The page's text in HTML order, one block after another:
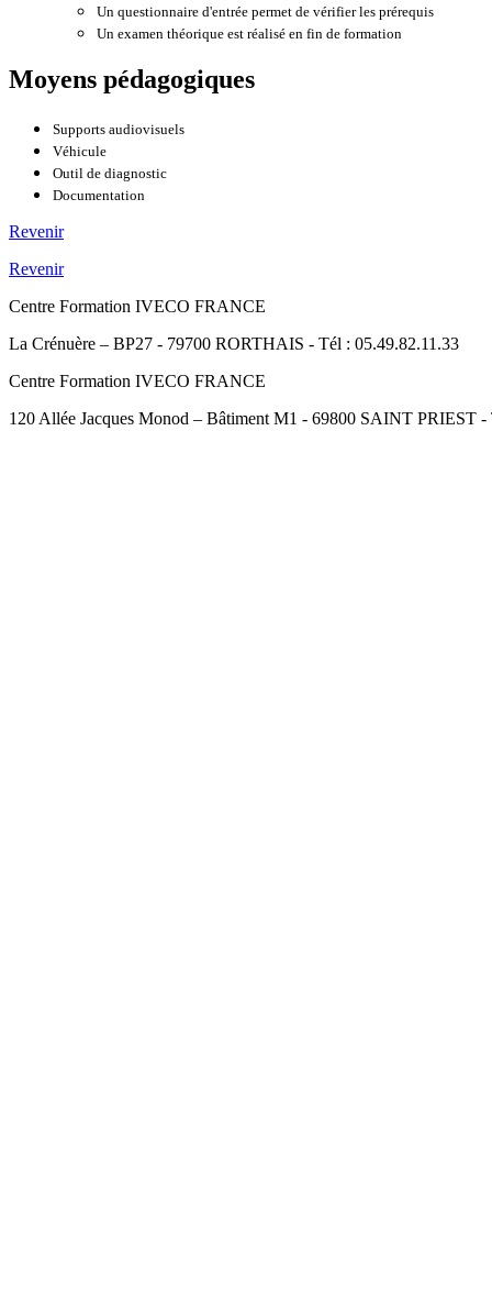
Un questionnaire d'entrée permet de vérifier les prérequis
Un examen théorique est réalisé en fin de formation
Moyens pédagogiques
Supports audiovisuels
Véhicule
Outil de diagnostic
Documentation
Revenir
Revenir
Centre Formation IVECO FRANCE
La Crénuère – BP27 - 79700 RORTHAIS - Tél : 05.49.82.11.33
Centre Formation IVECO FRANCE
120 Allée Jacques Monod – Bâtiment M1 - 69800 SAINT PRIEST